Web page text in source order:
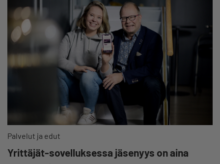
Palvelut ja edut
Yrittäjät-sovelluksessa jäsenyys on aina